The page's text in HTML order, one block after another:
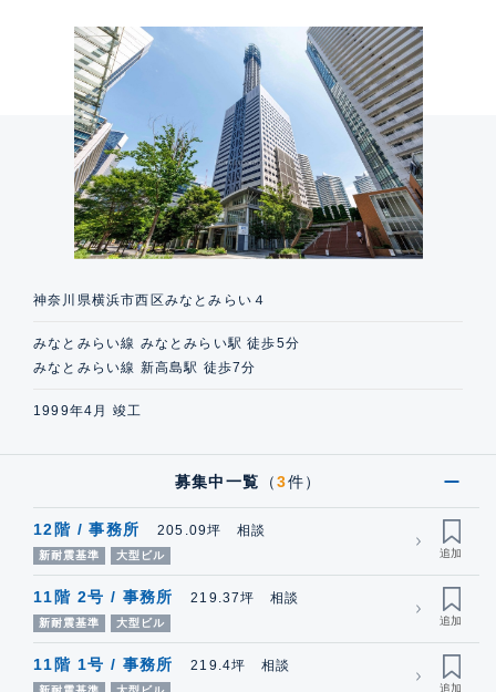
神奈川県横浜市西区みなとみらい４
みなとみらい線 みなとみらい駅 徒歩5分
みなとみらい線 新高島駅 徒歩7分
1999年4月 竣工
募集中一覧 （3件）
12階 / 事務所 205.09坪 相談
新耐震基準 大型ビル
11階 2号 / 事務所219.37坪 相談
新耐震基準 大型ビル
11階 1号 / 事務所219.4坪 相談